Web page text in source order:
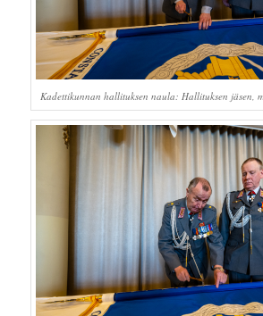
Kadettikunnan hallituksen naula: Hallituksen jäsen,